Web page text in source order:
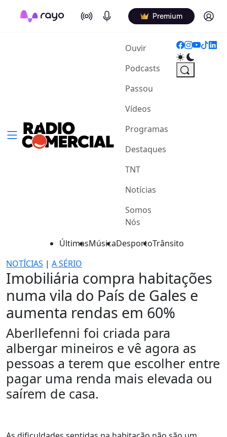
On Air Podcasts Premium Log in
Ouvir(current)
Podcasts
Passou
Vídeos
Programas
Destaques
TNT
Notícias
Somos
Nós
ÚltimasMúsicaDesportoTrânsito
NOTÍCIAS | A SÉRIO
Imobiliária compra habitações
numa vila do País de Gales e
aumenta rendas em 60%
Aberllefenni foi criada para
albergar mineiros e vê agora as
pessoas a terem que escolher entre
pagar uma renda mais elevada ou
saírem de casa.